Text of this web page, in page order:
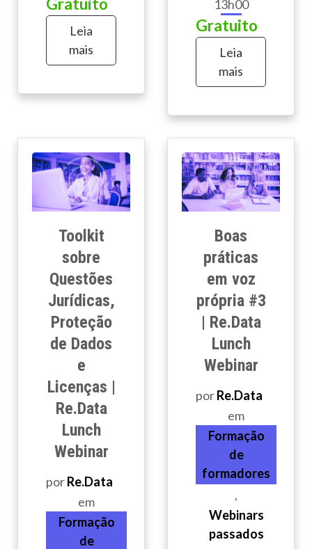
Gratuito
Leia
mais
13h00
Gratuito
Leia
mais
Toolkit
sobre
Questões
Jurídicas,
Proteção
de Dados
e
Licenças |
Re.Data
Lunch
Webinar
porRe.Data
em
Formação
de
Boas
práticas
em voz
própria #3
| Re.Data
Lunch
Webinar
porRe.Data
em
Formação
de
formadores
,
Webinars
passados